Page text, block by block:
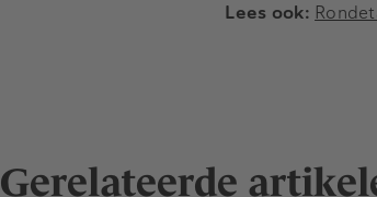
Lees ook:
Gerelateerde